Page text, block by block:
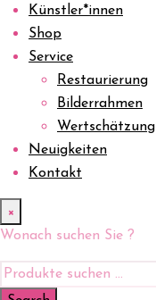
Künstler*innen
Shop
Service
Restaurierung
Bilderrahmen
Wertschätzung
Neuigkeiten
Kontakt
×
Wonach suchen Sie ?